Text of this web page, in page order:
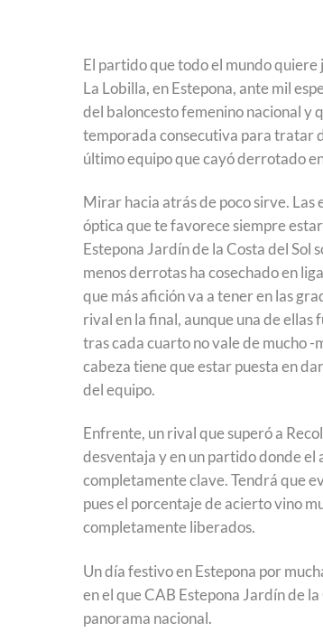
El partido que todo el mundo quiere
La Lobilla, en Estepona, ante mil
del baloncesto femenino nacional y
temporada consecutiva para tratar
último equipo que cayó derrotado
Mirar hacia atrás de poco sirve. Las
óptica que te favorece siempre
Estepona Jardín de la Costa del Sol
menos derrotas ha cosechado en
que más afición va a tener en las
rival en la final, aunque una de
tras cada cuarto no vale de mucho
cabeza tiene que estar puesta en
del equipo.
Enfrente, un rival que superó a
desventaja y en un partido donde el
completamente clave. Tendrá que
pues el porcentaje de acierto vino
completamente liberados.
Un día festivo en Estepona por
en el que CAB Estepona Jardín de
panorama nacional.